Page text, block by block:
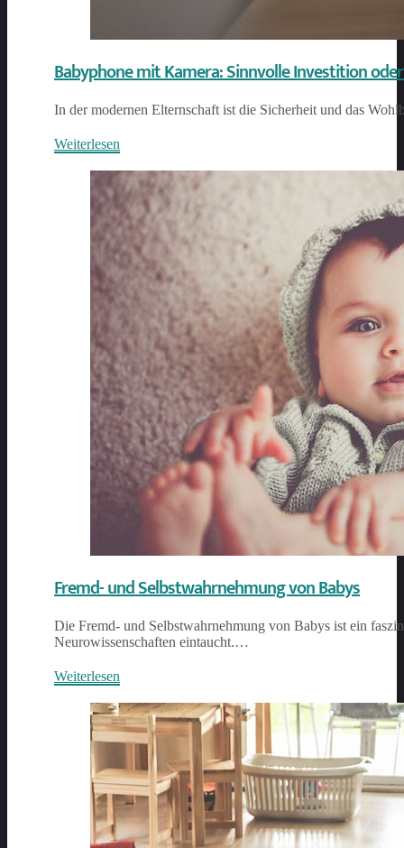
Babyphone mit Kamera: Sinnvolle Investition
In der modernen Elternschaft ist die Sicherheit und das
Weiterlesen
Fremd- und Selbstwahrnehmung von Babys
Die Fremd- und Selbstwahrnehmung von Babys ist ein
Neurowissenschaften eintaucht.…
Weiterlesen